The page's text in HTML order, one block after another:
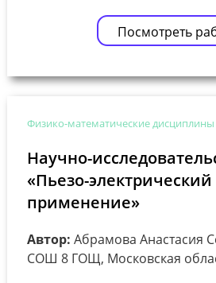
Посмотреть
Физико-математические дисциплины
Научно-
«Пьезо-
применение»
Автор: Абрамова Анастасия
СОШ 8 ГОЩ, Московская